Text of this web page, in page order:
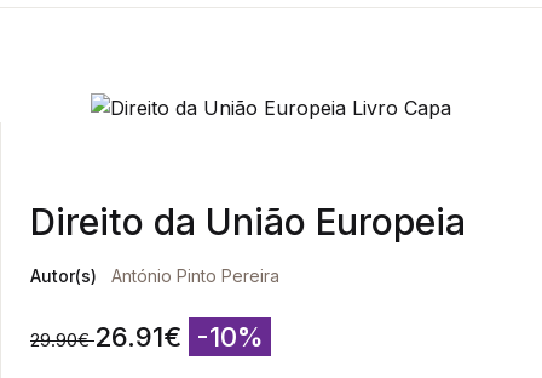
Direito da União Europeia
Autor(s) António Pinto Pereira
29.90€ 26.91€ -10%